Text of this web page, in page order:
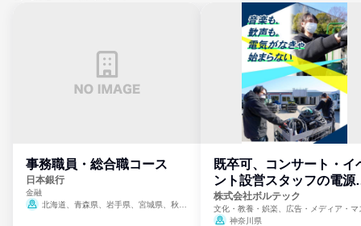
事務職員・総合職コース
日本銀行
金融
北海道、青森県、岩手県、宮城県、秋田
既卒可、コンサート・イ
ント設営スタッフの電源
門
株式会社ボルテック
文化・教養・娯楽、広告・メディア・マ
ミ、電力・ガス・水道・エネルギー
神奈川県